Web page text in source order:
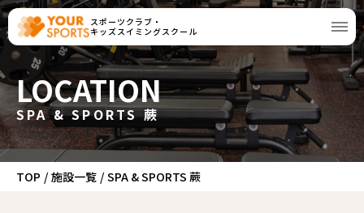
スポーツクラブ・
キッズスイミングスクール
LOCATION
SPA & SPORTS 蕨
TOP / 施設一覧 / SPA & SPORTS 蕨